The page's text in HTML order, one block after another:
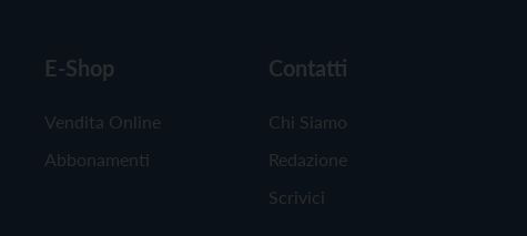
E-Shop
Vendita Online
Abbonamenti
Contatti
Chi Siamo
Redazione
Scrivici